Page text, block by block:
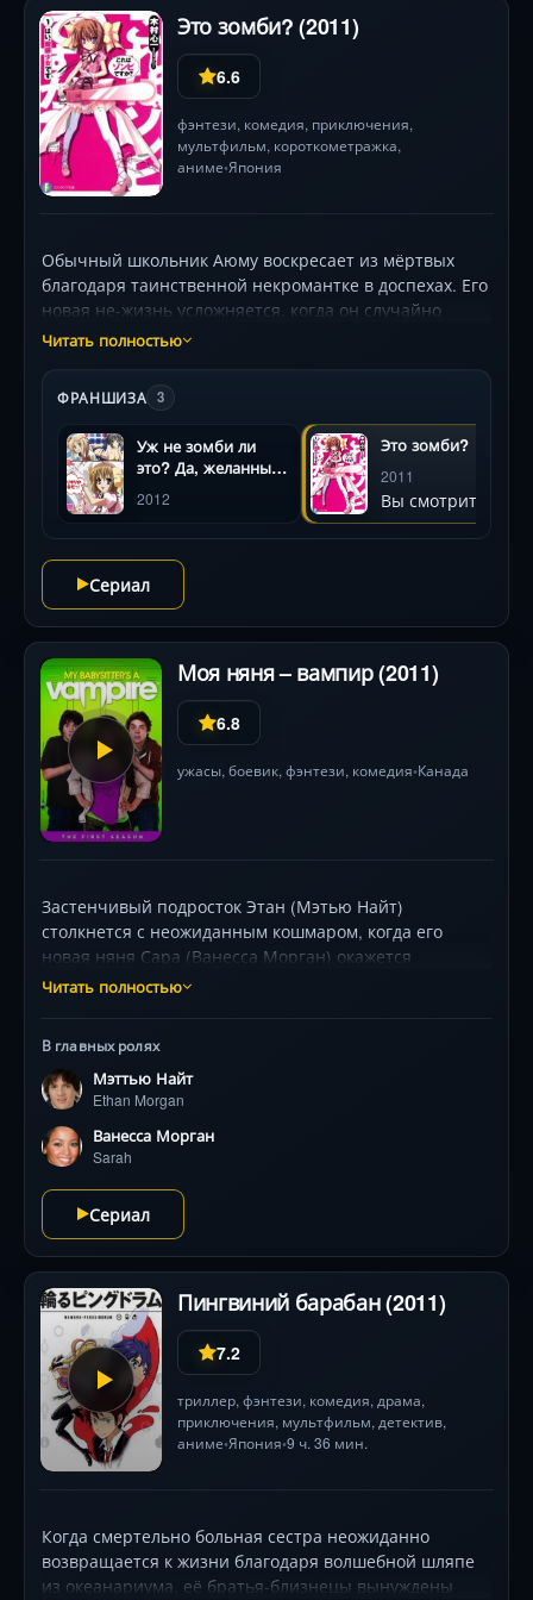
Это зомби? (2011)
6.6
фэнтези, комедия, приключения,
мультфильм, короткометражка,
аниме•Япония
Обычный школьник Аюму воскресает из мёртвых
благодаря таинственной некромантке в доспехах. Его
новая не-жизнь усложняется, когда он случайно
лишает сил эксцентричную «девушку в магическом
с кровожадными Мегалосами. Теперь зомби в
розовом платье, неуязвимый, но страдающий от
солнца, путается под ногами у молчаливой
создательницы, раздражает гордую вампиршу
Серафим и пытается найти своего убийцу. Сериал
виртуозно смешивает экшен, пародию на махо-сёдзё
и откровенное безумие — от танцующих чиби до
говорящего оружия.
Читать полностью
ФРАНШИЗА 3
Уж не зомби ли
это? Да, желанный
вид
2012
Это зомби?
2011
Вы смотрите
Сериал
Моя няня – вампир (2011)
6.8
ужасы, боевик, фэнтези, комедия•Канада
Застенчивый подросток Этан (Мэтью Найт)
столкнется с неожиданным кошмаром, когда его
новая няня Сара (Ванесса Морган) окажется
вампиром. Но настоящий ужас начнется, когда он
эксцентричным другом Бенни (Аттикус Митчелл),
открывшим талант к магии, и вампиршей-
флегматиком они раскроют древний заговор. Их ждут
схватки с кровожадными культами, заклинания из
старинного гримуара и погони в ночи. Всё решится
остановить воскрешение 219 древних существ, не
став их жертвами? Динамичный микс подростковых
проблем и сверхъестественных угроз!
Читать полностью
В главных ролях
Мэттью Найт
Ethan Morgan
Ванесса Морган
Sarah
Сериал
Пингвиний барабан (2011)
7.2
триллер, фэнтези, комедия, драма,
приключения, мультфильм, детектив,
аниме•Япония•9 ч. 36 мин.
Когда смертельно больная сестра неожиданно
возвращается к жизни благодаря волшебной шляпе
из океанариума, её братья-близнецы вынуждены